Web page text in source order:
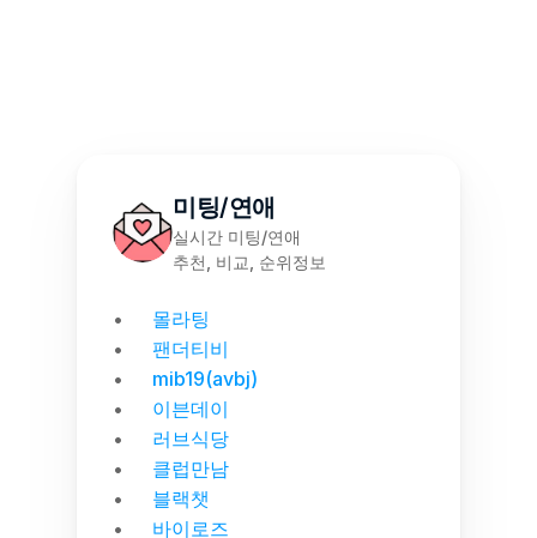
미팅/연애
실시간 미팅/연애
추천, 비교, 순위정보
몰라팅
팬더티비
mib19(avbj)
이븐데이
러브식당
클럽만남
블랙챗
바이로즈